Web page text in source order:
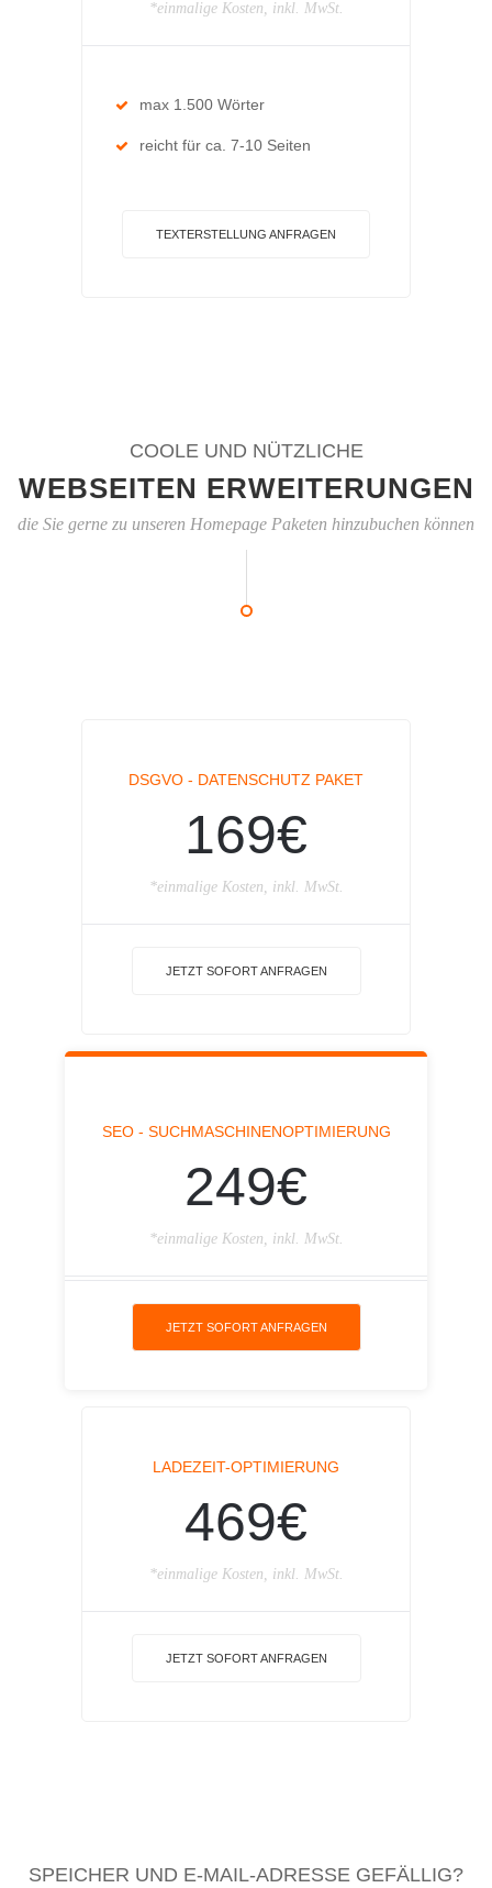
*einmalige Kosten, inkl. MwSt.
max 1.500 Wörter
reicht für ca. 7-10 Seiten
TEXTERSTELLUNG ANFRAGEN
COOLE UND NÜTZLICHE
WEBSEITEN ERWEITERUNGEN
die Sie gerne zu unseren Homepage Paketen hinzubuchen können
DSGVO - DATENSCHUTZ PAKET
169€
*einmalige Kosten, inkl. MwSt.
JETZT SOFORT ANFRAGEN
SEO - SUCHMASCHINENOPTIMIERUNG
249€
*einmalige Kosten, inkl. MwSt.
JETZT SOFORT ANFRAGEN
LADEZEIT-OPTIMIERUNG
469€
*einmalige Kosten, inkl. MwSt.
JETZT SOFORT ANFRAGEN
SPEICHER UND E-MAIL-ADRESSE GEFÄLLIG?